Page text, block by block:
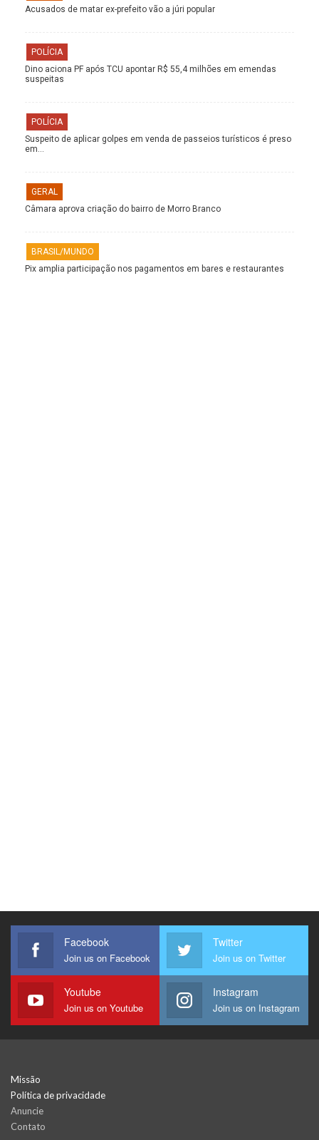
Acusados de matar ex-prefeito vão a júri popular
POLÍCIA
Dino aciona PF após TCU apontar R$ 55,4 milhões em emendas
suspeitas
POLÍCIA
Suspeito de aplicar golpes em venda de passeios turísticos é preso
em…
GERAL
Câmara aprova criação do bairro de Morro Branco
BRASIL/MUNDO
Pix amplia participação nos pagamentos em bares e restaurantes
Facebook
Join us on Facebook
Twitter
Join us on Twitter
Youtube
Join us on Youtube
Instagram
Join us on Instagram
Missão
Política de privacidade
Anuncie
Contato